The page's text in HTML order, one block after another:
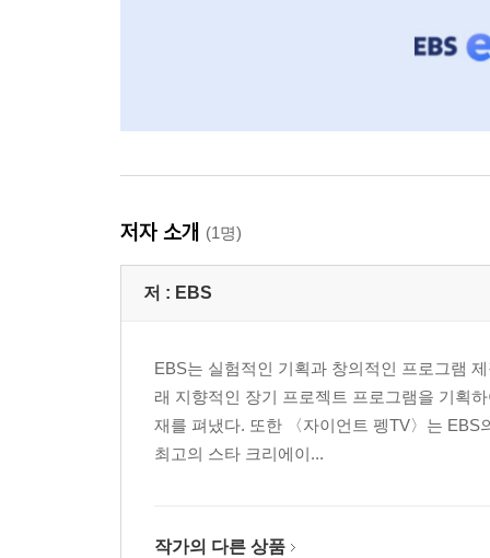
저자 소개 (1명)
저 : EBS
EBS는 실험적인 기획과 창의적인 프로그램
래 지향적인 장기 프로젝트 프로그램을 기획
재를 펴냈다. 또한 〈자이언트 펭TV〉는
최고의 스타 크리에이...
작가의 다른 상품